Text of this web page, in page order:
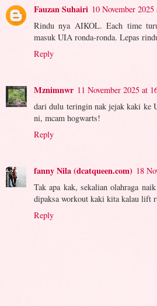
Fauzan Suhairi 10 November
Rindu nya AIKOL. Each time
masuk UIA ronda-ronda. Lepas
Reply
Mznimnwr 11 November 2025 at
dari dulu teringin nak jejak kaki ke
ni, mcam hogwarts!
Reply
fanny Nila (dcatqueen.com) 18
Tak apa kak, sekalian olahraga
dipaksa workout kaki kita kalau lift
Reply